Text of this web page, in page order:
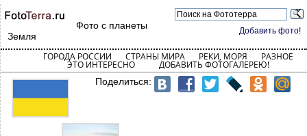
Добавить фото!
Фото с планеты
Земля
ГОРОДА РОССИИ СТРАНЫ МИРА РЕКИ, МОРЯ РАЗНОЕ
ЭТО ИНТЕРЕСНО ДОБАВИТЬ ФОТОГАЛЕРЕЮ!
Поделиться: